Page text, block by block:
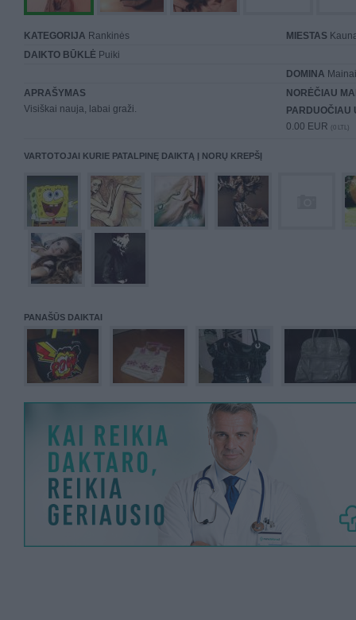
KATEGORIJA Rankinės MIESTAS
DAIKTO BŪKLĖ Puiki
DOMINA
APRAŠYMAS
Visiškai nauja, labai graži.
NORĖČIAU
PARDUOČIAU
0.00 EUR (0 LTL)
VARTOTOJAI KURIE PATALPINĘ DAIKTĄ Į NORŲ KREPŠĮ
PANAŠŪS DAIKTAI